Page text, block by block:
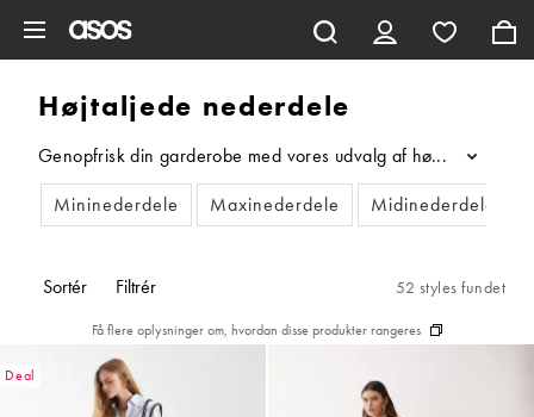
Højtaljede nederdele
Genopfrisk din garderobe med vores udvalg af højtaljede
...
Mininederdele
Maxinederdele Midinederdele
Sortér Filtrér 52 styles fundet
Få flere oplysninger om, hvordan disse produkter rangeres
Deal